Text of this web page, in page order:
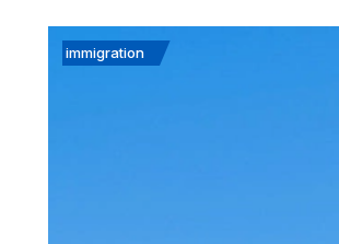
immigration